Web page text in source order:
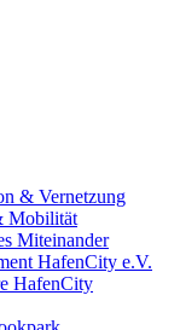
& Vernetzung
Mobilität
Miteinander
HafenCity e.V.
HafenCity